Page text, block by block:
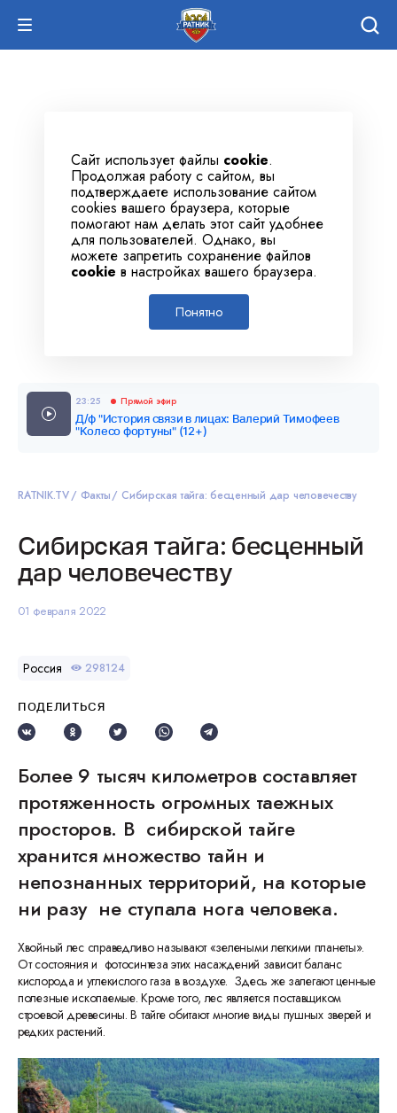
Сайт использует файлы cookie.
Продолжая работу с сайтом, вы
подтверждаете использование сайтом
cookies вашего браузера, которые
помогают нам делать этот сайт удобнее
для пользователей. Однако, вы
можете запретить сохранение файлов
cookie в настройках вашего браузера.
Понятно
23:25 Прямой эфир
Д/ф "История связи в лицах: Валерий Тимофеев
"Колесо фортуны" (12+)
RATNIK.TV Факты Сибирская тайга: бесценный дар человечеству
Сибирская тайга: бесценный
дар человечеству
01 февраля 2022
Россия 298124
ПОДЕЛИТЬСЯ
Более 9 тысяч километров составляет
протяженность огромных таежных
просторов. В сибирской тайге
хранится множество тайн и
непознанных территорий, на которые
ни разу не ступала нога человека.
Хвойный лес справедливо называют «зелеными легкими планеты».
От состояния и фотосинтеза этих насаждений зависит баланс
кислорода и углекислого газа в воздухе. Здесь же залегают ценные
полезные ископаемые. Кроме того, лес является поставщиком
строевой древесины. В тайге обитают многие виды пушных зверей и
редких растений.